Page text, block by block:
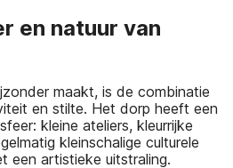
en natuur van
maakt, is de combinatie
en stilte. Het dorp heeft een
kleine ateliers, kleurrijke
kleinschalige culturele
een artistieke uitstraling.